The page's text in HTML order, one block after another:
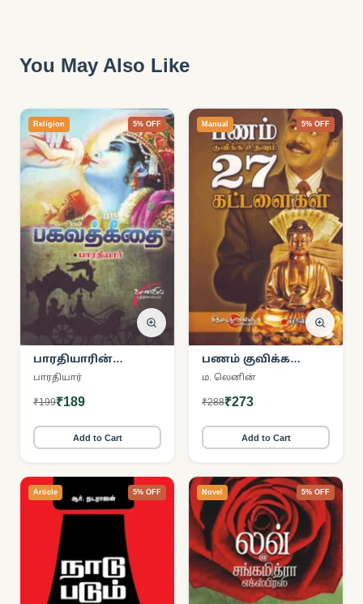
You May Also Like
Religion 5% OFF
பாரதியாரின்
பகவத்கீதை
பாரதியார்
₹199₹189
Add to Cart
Manual 5% OFF
பணம் குவிக்க
உதவும் 27
ம. லெனின்
₹288₹273
Add to Cart
Article 5% OFF Novel 5% OFF